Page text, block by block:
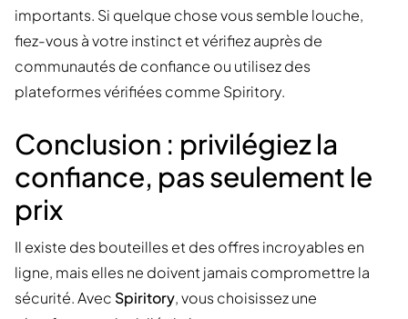
importants. Si quelque chose vous semble louche,
fiez-vous à votre instinct et vérifiez auprès de
communautés de confiance ou utilisez des
plateformes vérifiées comme Spiritory.
Conclusion : privilégiez la
confiance, pas seulement le
prix
Il existe des bouteilles et des offres incroyables en
ligne, mais elles ne doivent jamais compromettre la
sécurité. Avec Spiritory, vous choisissez une